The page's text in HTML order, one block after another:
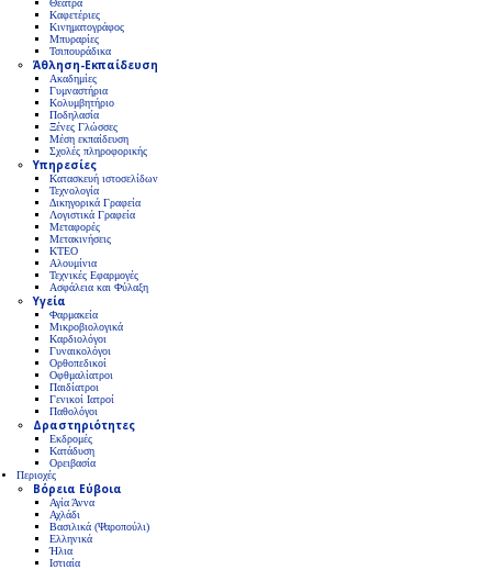
Θέατρα
Καφετέριες
Κινηματογράφος
Μπυραρίες
Τσιπουράδικα
Άθληση-Εκπαίδευση
Ακαδημίες
Γυμναστήρια
Κολυμβητήριο
Ποδηλασία
Ξένες Γλώσσες
Μέση εκπαίδευση
Σχολές πληροφορικής
Υπηρεσίες
Κατασκευή ιστοσελίδων
Τεχνολογία
Δικηγορικά Γραφεία
Λογιστικά Γραφεία
Μεταφορές
Μετακινήσεις
ΚΤΕΟ
Αλουμίνια
Τεχνικές Εφαρμογές
Ασφάλεια και Φύλαξη
Υγεία
Φαρμακεία
Μικροβιολογικά
Καρδιολόγοι
Γυναικολόγοι
Ορθοπεδικοί
Οφθμαλίατροι
Παιδίατροι
Γενικοί Ιατροί
Παθολόγοι
Δραστηριότητες
Εκδρομές
Κατάδυση
Ορειβασία
Περιοχές
Βόρεια Εύβοια
Αγία Άννα
Αχλάδι
Βασιλικά (Ψαροπούλι)
Ελληνικά
Ήλια
Ιστιαία